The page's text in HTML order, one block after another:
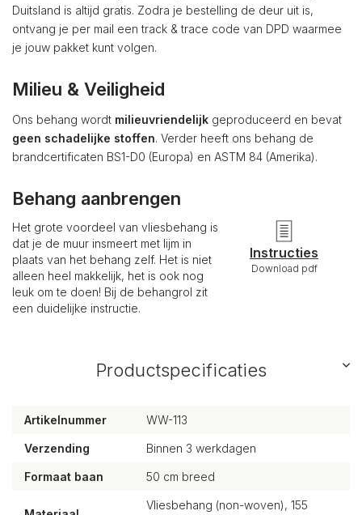
Duitsland is altijd gratis. Zodra je bestelling de deur uit is,
ontvang je per mail een track & trace code van DPD waarmee
je jouw pakket kunt volgen.
Milieu & Veiligheid
Ons behang wordt milieuvriendelijk geproduceerd en bevat
geen schadelijke stoffen. Verder heeft ons behang de
brandcertificaten BS1-D0 (Europa) en ASTM 84 (Amerika).
Behang aanbrengen
Het grote voordeel van vliesbehang is
dat je de muur insmeert met lijm in
plaats van het behang zelf. Het is niet
alleen heel makkelijk, het is ook nog
leuk om te doen! Bij de behangrol zit
een duidelijke instructie.
Instructies
Download pdf
Productspecificaties
Artikelnummer WW-113
Verzending Binnen 3 werkdagen
Formaat baan 50 cm breed
Vliesbehang (non-woven), 155